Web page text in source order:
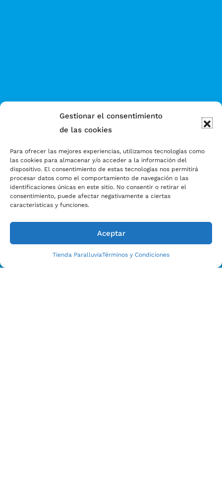
Gestionar el consentimiento
de las cookies
Para ofrecer las mejores experiencias, utilizamos tecnologías como
las cookies para almacenar y/o acceder a la información del
dispositivo. El consentimiento de estas tecnologías nos permitirá
procesar datos como el comportamiento de navegación o las
identificaciones únicas en este sitio. No consentir o retirar el
consentimiento, puede afectar negativamente a ciertas
características y funciones.
Aceptar
Tienda ParalluviaTérminos y Condiciones